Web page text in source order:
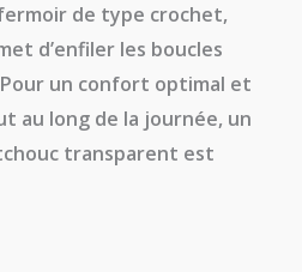
de type crochet,
d’enfiler les boucles
un confort optimal et
au long de la journée, un
transparent est